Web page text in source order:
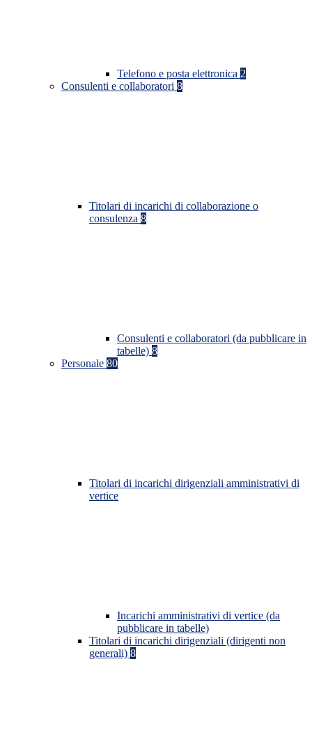
Telefono e posta elettronica 2
Consulenti e collaboratori 8
Titolari di incarichi di collaborazione o
consulenza 8
Consulenti e collaboratori (da pubblicare in
tabelle) 8
Personale 80
Titolari di incarichi dirigenziali amministrativi di
vertice
Incarichi amministrativi di vertice (da
pubblicare in tabelle)
Titolari di incarichi dirigenziali (dirigenti non
generali) 8